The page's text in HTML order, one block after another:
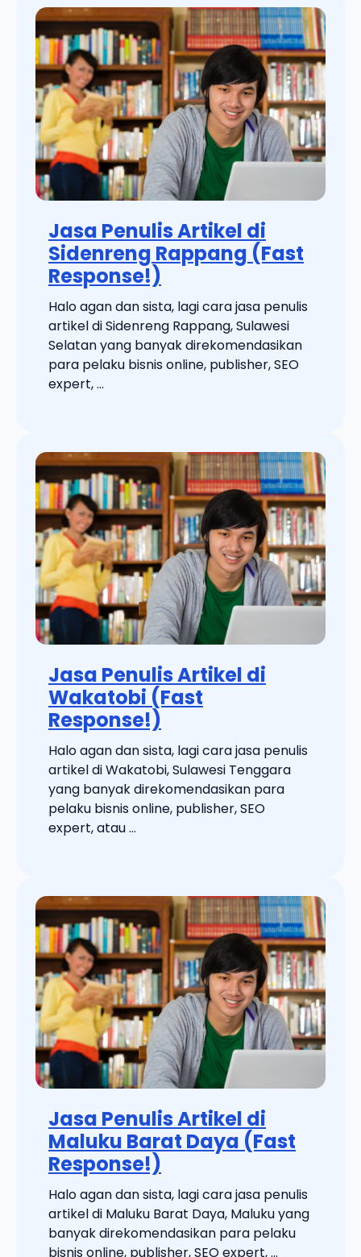
Jasa Penulis Artikel di
Sidenreng Rappang (Fast
Response!)
Halo agan dan sista, lagi cara jasa penulis
artikel di Sidenreng Rappang, Sulawesi
Selatan yang banyak direkomendasikan
para pelaku bisnis online, publisher, SEO
expert, ...
Jasa Penulis Artikel di
Wakatobi (Fast
Response!)
Halo agan dan sista, lagi cara jasa penulis
artikel di Wakatobi, Sulawesi Tenggara
yang banyak direkomendasikan para
pelaku bisnis online, publisher, SEO
expert, atau ...
Jasa Penulis Artikel di
Maluku Barat Daya (Fast
Response!)
Halo agan dan sista, lagi cara jasa penulis
artikel di Maluku Barat Daya, Maluku yang
banyak direkomendasikan para pelaku
bisnis online, publisher, SEO expert, ...